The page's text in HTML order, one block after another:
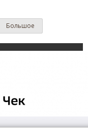
Большое